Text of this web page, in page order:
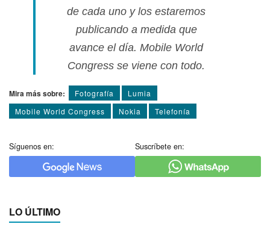
de cada uno y los estaremos
publicando a medida que
avance el dí­a. Mobile World
Congress se viene con todo.
Mira más sobre: Fotografí­a
Lumia
Mobile World Congress
Nokia Telefoní­a
Síguenos en: Suscríbete en:
LO ÚLTIMO